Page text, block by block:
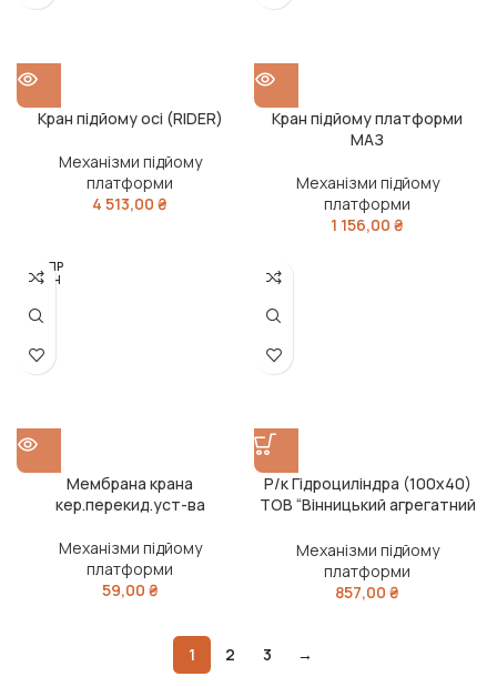
Кран підйому осі (RIDER)
Механізми підйому
платформи
4 513,00 ₴
Кран підйому платформи
МАЗ
Механізми підйому
платформи
1 156,00 ₴
РОЗПР
ОДАН
Мембрана крана
кер.перекид.уст-ва
Механізми підйому
платформи
59,00 ₴
Р/к Гідроциліндра (100х40)
ТОВ “Вінницький агрегатний
Механізми підйому
платформи
857,00 ₴
1 2 3 →